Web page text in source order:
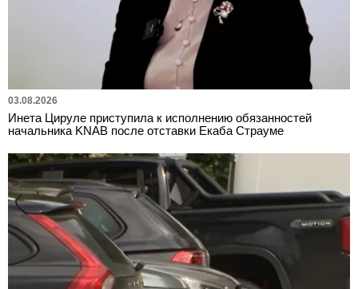
03.08.2026
Инета Цируле приступила к исполнению обязанностей
начальника KNAB после отставки Екаба Страуме